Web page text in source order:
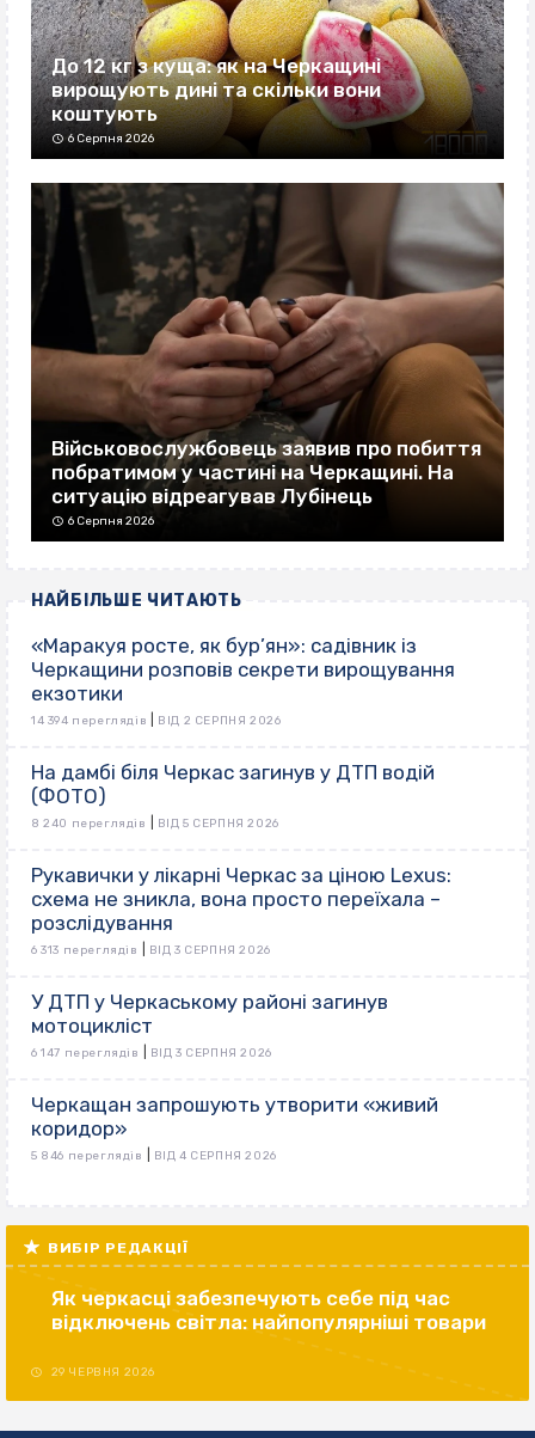
До 12 кг з куща: як на Черкащині
вирощують дині та скільки вони
коштують
6 Серпня 2026
Військовослужбовець заявив про побиття
побратимом у частині на Черкащині. На
ситуацію відреагував Лубінець
6 Серпня 2026
НАЙБІЛЬШЕ ЧИТАЮТЬ
«Маракуя росте, як бур’ян»: садівник із
Черкащини розповів секрети вирощування
екзотики
14 394 переглядів ВІД 2 СЕРПНЯ 2026
На дамбі біля Черкас загинув у ДТП водій
(ФОТО)
8 240 переглядів ВІД 5 СЕРПНЯ 2026
Рукавички у лікарні Черкас за ціною Lexus:
схема не зникла, вона просто переїхала –
розслідування
6 313 переглядів ВІД 3 СЕРПНЯ 2026
У ДТП у Черкаському районі загинув
мотоцикліст
6 147 переглядів ВІД 3 СЕРПНЯ 2026
Черкащан запрошують утворити «живий
коридор»
5 846 переглядів ВІД 4 СЕРПНЯ 2026
ВИБІР РЕДАКЦІЇ
Як черкасці забезпечують себе під час
відключень світла: найпопулярніші товари
29 ЧЕРВНЯ 2026